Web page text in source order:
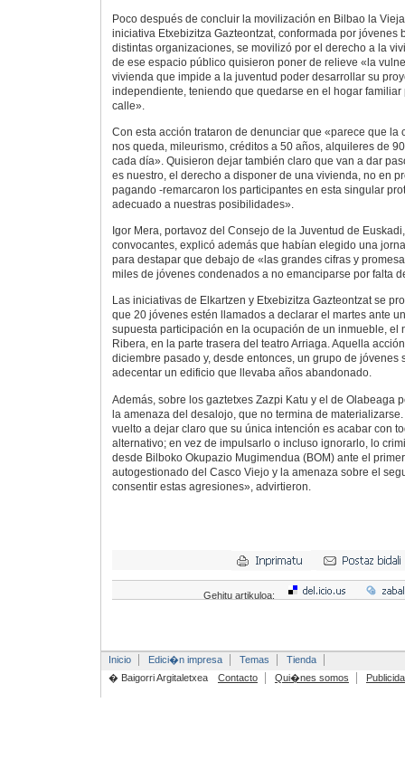
Poco después de concluir la movilización en Bilbao la
iniciativa Etxebizitza Gazteontzat, conformada por jóvenes
distintas organizaciones, se movilizó por el derecho a la
de ese espacio público quisieron poner de relieve «la
vivienda que impide a la juventud poder desarrollar su
independiente, teniendo que quedarse en el hogar familiar
calle».
Con esta acción trataron de denunciar que «parece que la
nos queda, mileurismo, créditos a 50 años, alquileres de
cada día». Quisieron dejar también claro que van a dar
es nuestro, el derecho a disponer de una vivienda, no en
pagando -remarcaron los participantes en esta singular
adecuado a nuestras posibilidades».
Igor Mera, portavoz del Consejo de la Juventud de
convocantes, explicó además que habían elegido una
para destapar que debajo de «las grandes cifras y
miles de jóvenes condenados a no emanciparse por falta
Las iniciativas de Elkartzen y Etxebizitza Gazteontzat se
que 20 jóvenes estén llamados a declarar el martes ante
supuesta participación en la ocupación de un inmueble, el
Ribera, en la parte trasera del teatro Arriaga. Aquella
diciembre pasado y, desde entonces, un grupo de jóvenes
adecentar un edificio que llevaba años abandonado.
Además, sobre los gaztetxes Zazpi Katu y el de Olabeaga
la amenaza del desalojo, que no termina de
vuelto a dejar claro que su única intención es acabar con
alternativo; en vez de impulsarlo o incluso ignorarlo, lo
desde Bilboko Okupazio Mugimendua (BOM) ante el
autogestionado del Casco Viejo y la amenaza sobre el
consentir estas agresiones», advirtieron.
Gehitu artikuloa:
Inicio Edici�n impresa Temas
Tienda
� Baigorri Argitaletxea
Contacto Qui�nes somos